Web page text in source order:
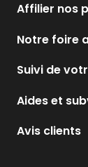
Affilier nos
Notre foire
Suivi de
Aides et
Avis clients